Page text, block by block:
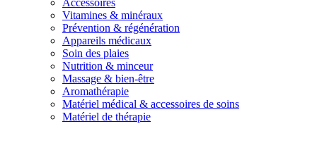
Accessoires
Vitamines & minéraux
Prévention & régénération
Appareils médicaux
Soin des plaies
Nutrition & minceur
Massage & bien-être
Aromathérapie
Matériel médical & accessoires de soins
Matériel de thérapie